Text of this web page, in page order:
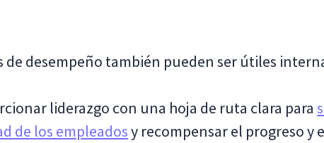
de desempeño también pueden ser útiles
liderazgo con una hoja de ruta clara para
de los empleadosy recompensar el progreso y